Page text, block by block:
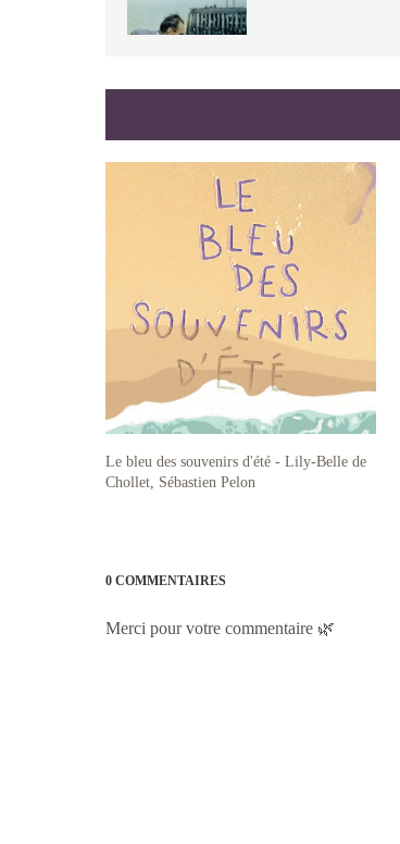
Le bleu des souvenirs d'été - Lily-Belle de
Chollet, Sébastien Pelon
0 COMMENTAIRES
Merci pour votre commentaire 🌿